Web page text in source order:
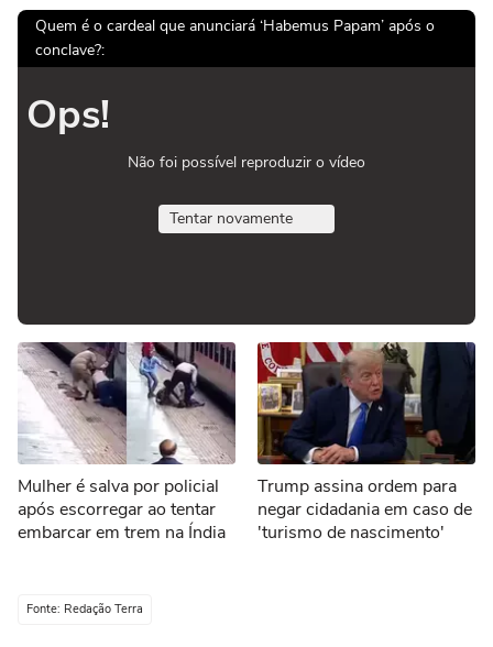
Quem é o cardeal que anunciará ‘Habemus Papam’ após o
conclave?:
Ops!
Não foi possível reproduzir o vídeo
Tentar novamente
Mulher é salva por policial
após escorregar ao tentar
embarcar em trem na Índia
Trump assina ordem para
negar cidadania em caso de
'turismo de nascimento'
Fonte: Redação Terra